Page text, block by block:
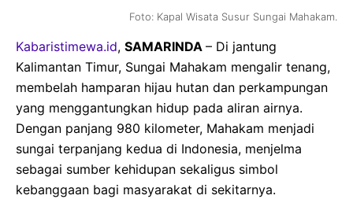
Foto: Kapal Wisata Susur Sungai Mahakam.
Kabaristimewa.id, SAMARINDA – Di jantung
Kalimantan Timur, Sungai Mahakam mengalir tenang,
membelah hamparan hijau hutan dan perkampungan
yang menggantungkan hidup pada aliran airnya.
Dengan panjang 980 kilometer, Mahakam menjadi
sungai terpanjang kedua di Indonesia, menjelma
sebagai sumber kehidupan sekaligus simbol
kebanggaan bagi masyarakat di sekitarnya.